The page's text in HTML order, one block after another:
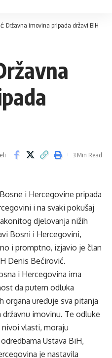
Državna imovina pripada državi BiH
3 Min Read
i Hercegovine pripada
i na svaki pokušaj
djelovanja nižih
Bosni i Hercegovini,
i promptno, izjavio je član
Denis Bećirović.
i Hercegovina ima
da putem odluka
organa uređuje sva pitanja
državnu imovinu. Te odluke
vlasti, moraju
Ustava BiH,
je nastavila